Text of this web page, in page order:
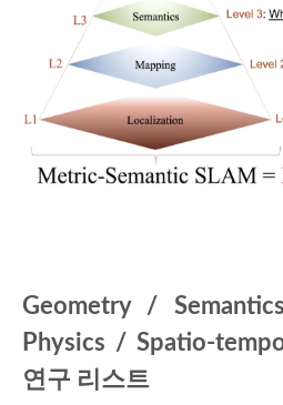
Geometry /
Physics / Spatio-
연구 리스트